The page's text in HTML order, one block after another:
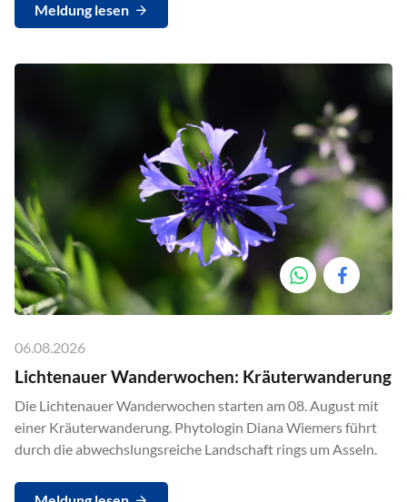
Meldung lesen
06.08.2026
Lichtenauer Wanderwochen: Kräuterwanderung
Die Lichtenauer Wanderwochen starten am 08. August mit
einer Kräuterwanderung. Phytologin Diana Wiemers führt
durch die abwechslungsreiche Landschaft rings um Asseln.